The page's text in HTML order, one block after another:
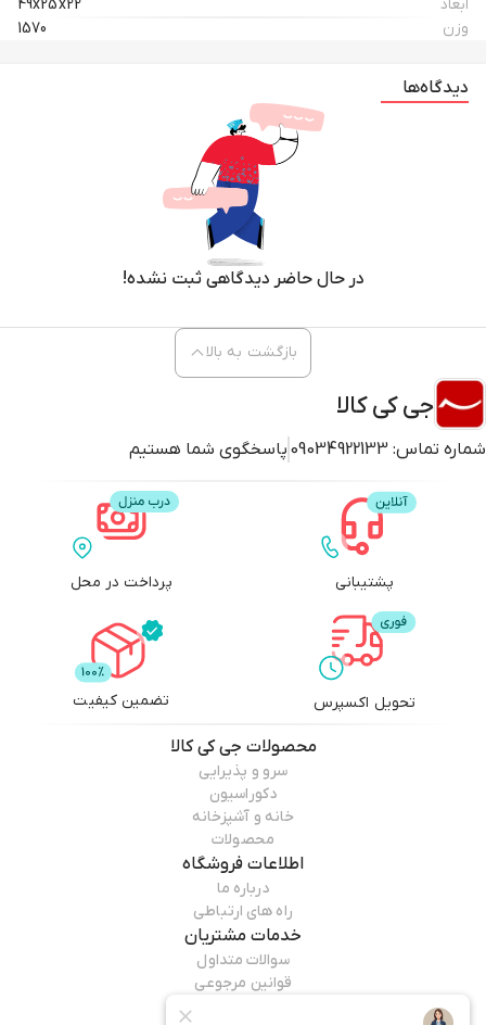
ابعاد
49x25x22
وزن
1570
دیدگاه‌ها
در حال حاضر دیدگاهی ثبت نشده!
جی کی کالا
شماره تماس: 09034922133 پاسخگوی شما هستیم
بازگشت به بالا
پشتیبانی پرداخت در محل
تحویل اکسپرس تضمین کیفیت
محصولات جی کی کالا
سرو و پذیرایی
دکوراسیون
خانه و آشپزخانه
محصولات
اطلاعات فروشگاه
درباره ما
راه های ارتباطی
خدمات مشتریان
سوالات متداول
قوانین مرجوعی